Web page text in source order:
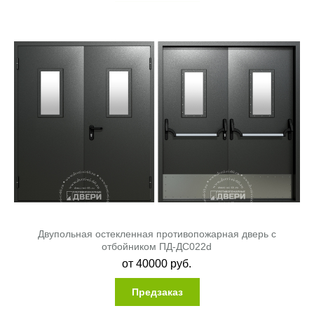
Двупольная остекленная противопожарная дверь с
отбойником ПД-ДС022d
от40000 руб.
Предзаказ